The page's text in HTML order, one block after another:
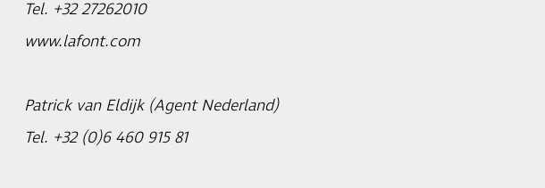
Tel. +32 27262010
www.lafont.com
Patrick van Eldijk (Agent Nederland)
Tel. +32 (0)6 460 915 81